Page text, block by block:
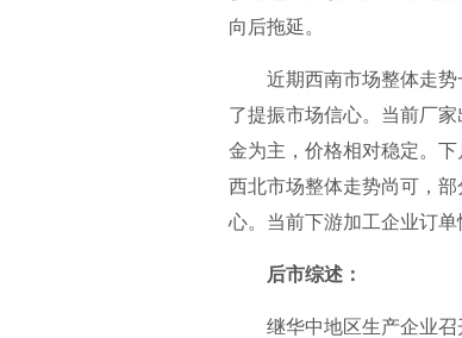
向后拖延。
近期西南市场整体走势
了提振市场信心。当前厂
金为主，价格相对稳定。
西北市场整体走势尚可，
心。当前下游加工企业订单
后市综述：
继华中地区生产企业召